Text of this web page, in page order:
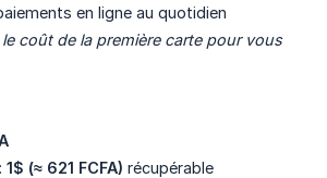
en ligne au quotidien
coût de la première carte pour vous
1$ (≈ 621 FCFA) récupérable